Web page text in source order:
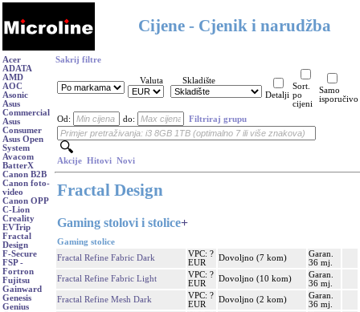
Cijene - Cjenik i narudžba
Acer
ADATA
AMD
AOC
Asonic
Asus
Commercial
Asus
Consumer
Asus Open
System
Avacom
BatterX
Canon B2B
Canon foto-
video
Canon OPP
C-Lion
Creality
EVTrip
Fractal
Design
F-Secure
FSP -
Fortron
Fujitsu
Gainward
Genesis
Genius
Sakrij filtre
Valuta
Skladište
Detalji
Sort.
po
cijeni
Samo
isporučivo
Od: do: Filtriraj grupu
Akcije Hitovi Novi
Fractal Design
Gaming stolovi i stolice+
Gaming stolice
Fractal Refine Fabric Dark
VPC: ?
EUR
Dovoljno (7 kom)
Garan.
36 mj.
Fractal Refine Fabric Light
VPC: ?
EUR
Dovoljno (10 kom)
Garan.
36 mj.
Fractal Refine Mesh Dark
VPC: ?
EUR
Dovoljno (2 kom)
Garan.
36 mj.